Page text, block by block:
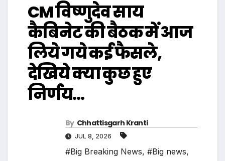
CM विष्णुदेव साय
कैबिनेट की बैठक में आज
लिये गये कई फैसले,
देखिये क्या कुछ हुए
निर्णय…
By Chhattisgarh Kranti
JUL 8, 2026
#Big Breaking News, #Big news,